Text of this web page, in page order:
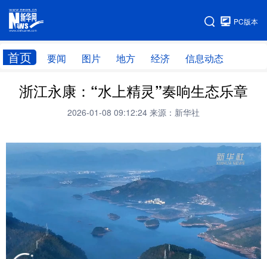
PC版本
首页 要闻 图片 地方 经济 信息动态
网站地图
首页 学习进行时
浙江永康：“水上精灵”奏响生态乐章
2026-01-08 09:12:24 来源：新华社